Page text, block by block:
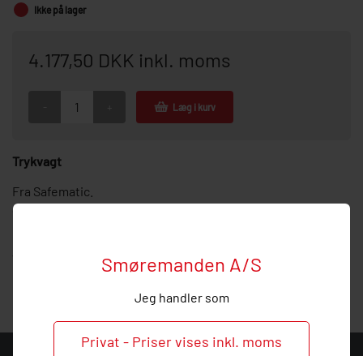
Smøremanden A/S
Jeg handler som
Privat - Priser vises inkl. moms
Ikke på lager
4.177,50 DKK inkl. moms
Læg i kurv
Trykvagt
Fra Safematic.
Størrelse: 40 Bar.
ring
endelig ved behov og spørgsmål til
denne mængdeventil.